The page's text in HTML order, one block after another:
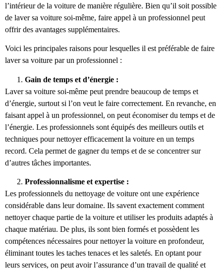
l’intérieur de la voiture de manière régulière. Bien qu’il soit possible
de laver sa voiture soi-même, faire appel à un professionnel peut
offrir des avantages supplémentaires.
Voici les principales raisons pour lesquelles il est préférable de faire
laver sa voiture par un professionnel :
Gain de temps et d’énergie :
Laver sa voiture soi-même peut prendre beaucoup de temps et
d’énergie, surtout si l’on veut le faire correctement. En revanche, en
faisant appel à un professionnel, on peut économiser du temps et de
l’énergie. Les professionnels sont équipés des meilleurs outils et
techniques pour nettoyer efficacement la voiture en un temps
record. Cela permet de gagner du temps et de se concentrer sur
d’autres tâches importantes.
Professionnalisme et expertise :
Les professionnels du nettoyage de voiture ont une expérience
considérable dans leur domaine. Ils savent exactement comment
nettoyer chaque partie de la voiture et utiliser les produits adaptés à
chaque matériau. De plus, ils sont bien formés et possèdent les
compétences nécessaires pour nettoyer la voiture en profondeur,
éliminant toutes les taches tenaces et les saletés. En optant pour
leurs services, on peut avoir l’assurance d’un travail de qualité et